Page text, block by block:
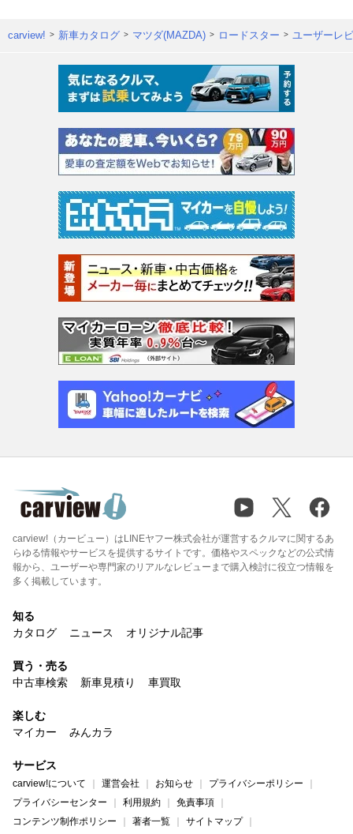
carview! 新車カタログ マツダ(MAZDA) ロードスター ユーザーレ
carview!（カービュー）はLINEヤフー株式会社が運営するクルマに関するあ
らゆる情報やサービスを提供するサイトです。価格やスペックなどの公式情
報から、ユーザーや専門家のリアルなレビューまで購入検討に役立つ情報を
多く掲載しています。
知る
カタログ
ニュース オリジナル記事
買う・売る
中古車検索
新車見積り 車買取
楽しむ
マイカー
みんカラ
サービス
carview!について 運営会社 お知らせ
プライバシーポリシー
プライバシーセンター
利用規約
免責事項
コンテンツ制作ポリシー
著者一覧 サイトマップ